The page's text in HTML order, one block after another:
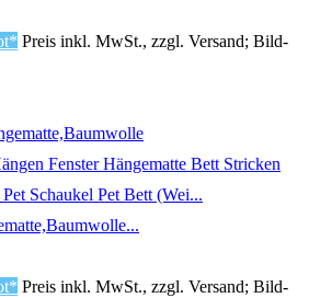
Preis inkl. MwSt., zzgl. Versand; Bild-
Preis inkl. MwSt., zzgl. Versand; Bild-